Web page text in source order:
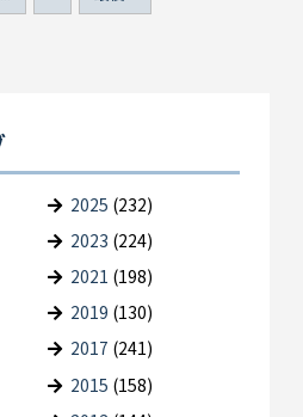
2025 (232)
2023 (224)
2021 (198)
2019 (130)
2017 (241)
2015 (158)